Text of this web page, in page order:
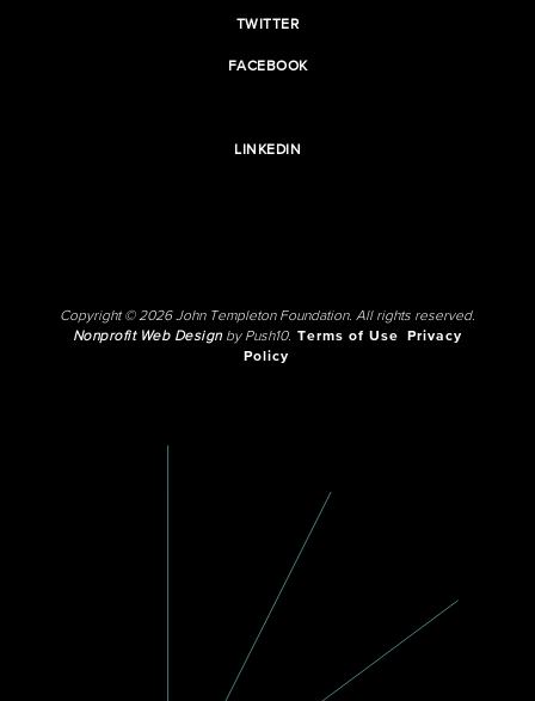
TWITTER
FACEBOOK
LINKEDIN
Copyright © 2026 John Templeton Foundation. All rights reserved.
Nonprofit Web Designby Push10. Terms of Use
Privacy
Policy